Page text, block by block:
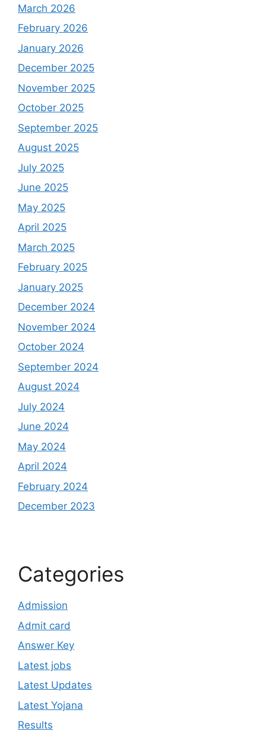
March 2026
February 2026
January 2026
December 2025
November 2025
October 2025
September 2025
August 2025
July 2025
June 2025
May 2025
April 2025
March 2025
February 2025
January 2025
December 2024
November 2024
October 2024
September 2024
August 2024
July 2024
June 2024
May 2024
April 2024
February 2024
December 2023
Categories
Admission
Admit card
Answer Key
Latest jobs
Latest Updates
Latest Yojana
Results